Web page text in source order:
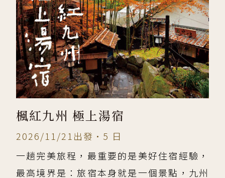
楓紅九州 極上湯宿
2026/11/21出發•5 日
一趟完美旅程，最重要的是美好住宿經驗，
最高境界是：旅宿本身就是一個景點，九州